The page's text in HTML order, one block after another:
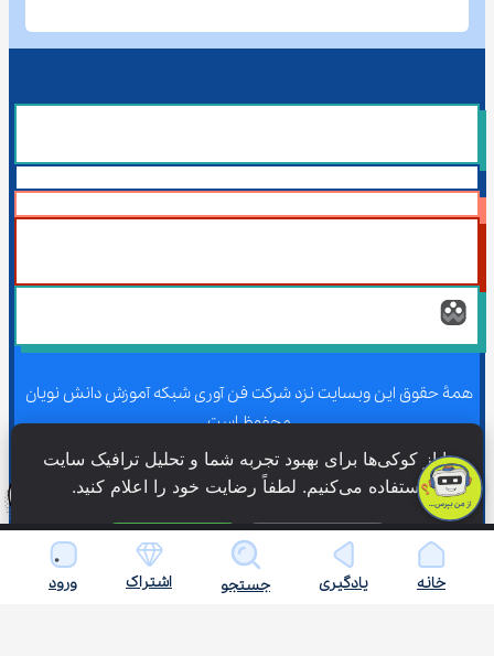
همۀ حقوق این وبسایت نزد شرکت فن آوری شبکه آموزش دانش نویان
محفوظ است.
همۀ حقوق این وبسایت نزد شرکت فن آوری شبکه آموزش دانش نویان
محفوظ است.
خانه یادگیری جستجو اشتراک ورود
ما از کوکی‌ها برای بهبود تجربه شما و تحلیل ترافیک سایت
استفاده می‌کنیم. لطفاً رضایت خود را اعلام کنید.
فقط ضروری پذیرش همه